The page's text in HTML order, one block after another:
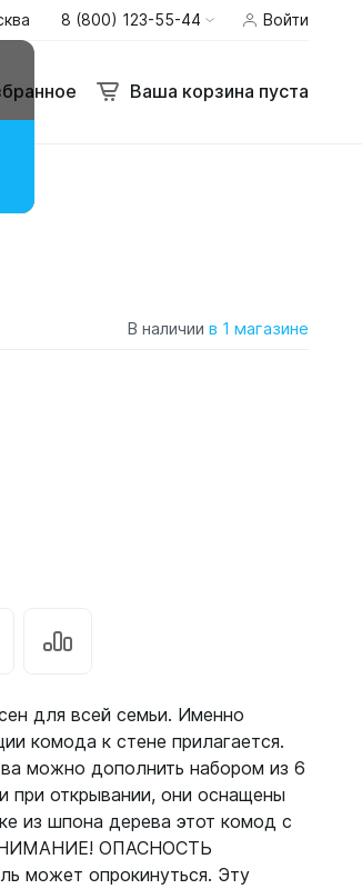
8 (800) 123-55-44 Войти
Ваша корзина пуста
В наличии в 1 магазине
для всей семьи. Именно
комода к стене прилагается.
можно дополнить набором из 6
открывании, они оснащены
из шпона дерева этот комод с
ВНИМАНИЕ! ОПАСНОСТЬ
может опрокинуться. Эту